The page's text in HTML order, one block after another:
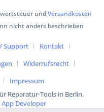
undVersandkosten
nicht anders beschrieben
Support
Kontakt
Widerrufsrecht
Impressum
Reparatur-Tools in Berlin.
Developer